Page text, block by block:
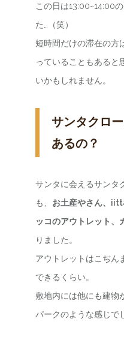
この日は13:00~14:00
た…（笑）
短時間だけの滞在の方
っていることもあると
いかもしれません。
サンタクロ
あるの？
サンタに会えるサンタ
も、 お土産やさん、
ッコのアウトレット、
りました。
アウトレットはこぢん
できるくらい。
敷地内には他にも建物
パークのような感じで